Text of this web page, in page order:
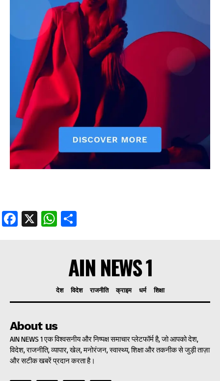
About Us
Privacy Policy
Terms of Use Agreement
Facebook
X WhatsApp
Share
Facebook
X WhatsApp
AIN NEWS 1
देश विदेश राजनीति क्राइम धर्म शिक्षा
About us
AIN NEWS 1 एक विश्वसनीय और निष्पक्ष समाचार प्लेटफॉर्म है, जो आपको देश,
विदेश, राजनीति, व्यापार, खेल, मनोरंजन, स्वास्थ्य, शिक्षा और तकनीक से जुड़ी ताज़ा
और सटीक खबरें प्रदान करता है।